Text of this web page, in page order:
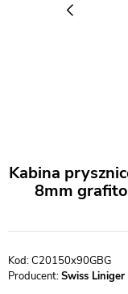
Kabina
8mm
C20150x90GBG
Producent:Swiss Liniger